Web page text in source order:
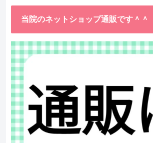
当院のネットショップ通販です＾＾